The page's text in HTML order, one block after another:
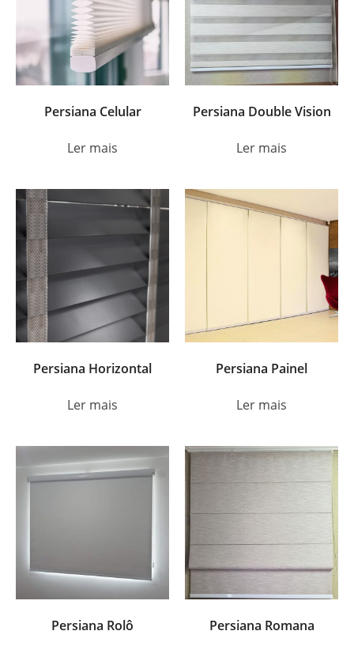
Persiana Celular
Ler mais
Persiana Double Vision
Ler mais
Persiana Horizontal
Ler mais
Persiana Painel
Ler mais
Persiana Rolô Persiana Romana